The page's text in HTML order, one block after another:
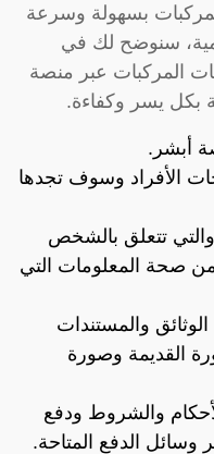
بسهولة وسرعة
سنوضح لك في
المركبات عبر منصة
بكل يسر وكفاءة.
أبشر.
الأفراد وسوف تجدها
والتي تتعلق بالشخص
من صحة المعلومات التي
والمستندات
القديمة وصورة
والشروط ودفع
وسائل الدفع المتاحة.